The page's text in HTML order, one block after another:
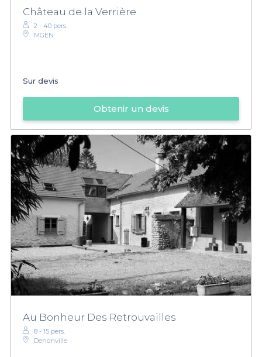
Château de la Verrière
2 - 40 pers.
MGEN
Sur devis
Obtenir un devis
Au Bonheur Des Retrouvailles
8 - 15 pers.
Denonville